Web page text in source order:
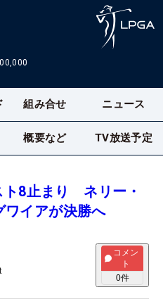
組み合せ ニュース
概要など TV放送予定
ト8止まり ネリー・
ワイアが決勝へ
コメン
ト
0件